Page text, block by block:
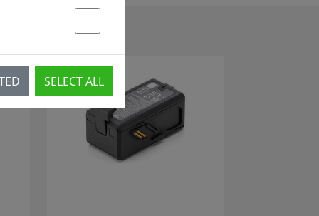
SELECT ALL